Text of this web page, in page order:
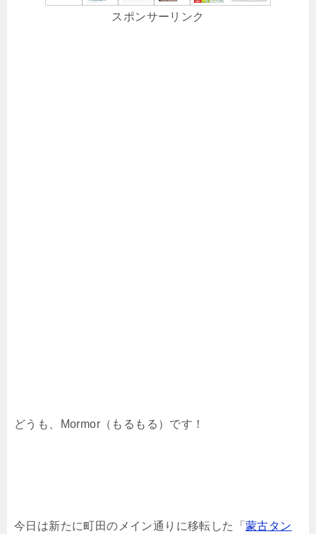
スポンサーリンク
どうも、Mormor（もるもる）です！
今日は新たに町田のメイン通りに移転した「 蒙古タン